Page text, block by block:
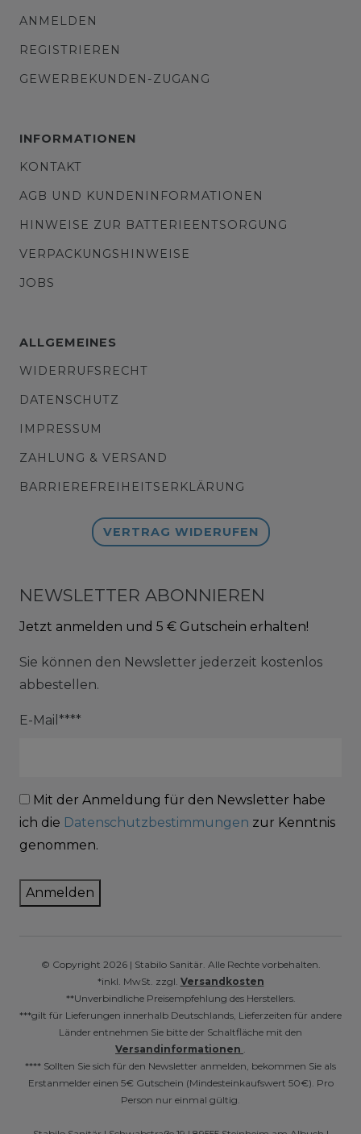
ANMELDEN
REGISTRIEREN
GEWERBEKUNDEN-ZUGANG
INFORMATIONEN
KONTAKT
AGB UND KUNDENINFORMATIONEN
HINWEISE ZUR BATTERIEENTSORGUNG
VERPACKUNGSHINWEISE
JOBS
ALLGEMEINES
WIDERRUFSRECHT
DATENSCHUTZ
IMPRESSUM
ZAHLUNG & VERSAND
BARRIEREFREIHEITSERKLÄRUNG
VERTRAG WIDERUFEN
NEWSLETTER ABONNIEREN
Jetzt anmelden und 5 € Gutschein erhalten!
Sie können den Newsletter jederzeit kostenlos
abbestellen.
E-Mail****
Mit der Anmeldung für den Newsletter habe
ich die Datenschutzbestimmungen zur Kenntnis
genommen.
Anmelden
© Copyright 2026 | Stabilo Sanitär. Alle Rechte vorbehalten.
*inkl. MwSt. zzgl. Versandkosten
**Unverbindliche Preisempfehlung des Herstellers.
***gilt für Lieferungen innerhalb Deutschlands, Lieferzeiten für andere
Länder entnehmen Sie bitte der Schaltfläche mit den
Versandinformationen .
**** Sollten Sie sich für den Newsletter anmelden, bekommen Sie als
Erstanmelder einen 5€ Gutschein (Mindesteinkaufswert 50€). Pro
Person nur einmal gültig.